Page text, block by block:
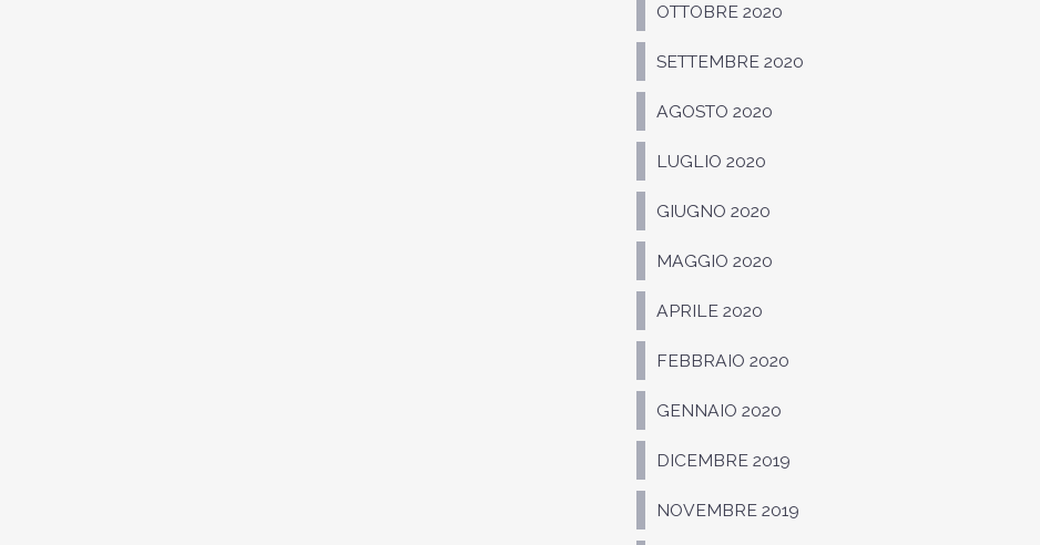
OTTOBRE 2020
SETTEMBRE 2020
AGOSTO 2020
LUGLIO 2020
GIUGNO 2020
MAGGIO 2020
APRILE 2020
FEBBRAIO 2020
GENNAIO 2020
DICEMBRE 2019
NOVEMBRE 2019